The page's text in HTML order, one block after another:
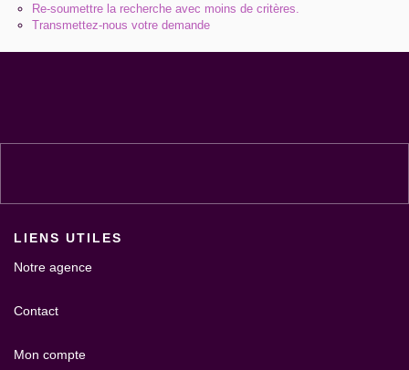
Extranet Gestion
Re-soumettre la recherche avec moins de critères.
Transmettez-nous votre demande
LIENS UTILES
Notre agence
Contact
Mon compte